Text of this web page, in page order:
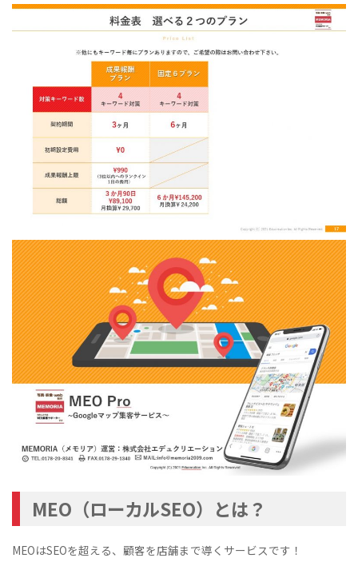
MEO（ローカルSEO）とは？
MEOはSEOを超える、顧客を店舗まで導くサービスです！